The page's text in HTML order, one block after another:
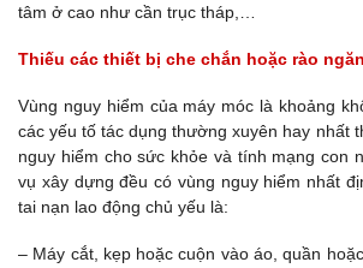
tâm ở cao như cần trục tháp,…
Thiếu các thiết bị che chắn hoặc rào
Vùng nguy hiểm của máy móc là khoảng
các yếu tố tác dụng thường xuyên hay nhất
nguy hiểm cho sức khỏe và tính mạng con
vụ xây dựng đều có vùng nguy hiểm nhất
tai nạn lao động chủ yếu là:
– Máy cắt, kẹp hoặc cuộn vào áo, quần